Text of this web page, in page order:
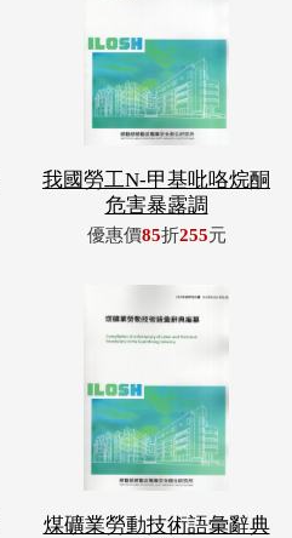
我國勞工N-甲基吡咯烷酮
危害暴露調
優惠價85折255元
煤礦業勞動技術語彙辭典